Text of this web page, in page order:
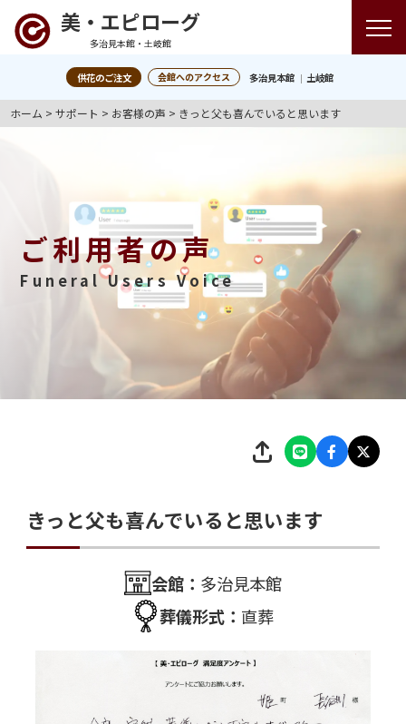
美・エピローグ
多治見本館・土岐館
供花のご注文 会館へのアクセス 多治見本館 土岐館
ホーム >サポート > お客様の声 > きっと父も喜んでいると思います
ご利用者の声
Funeral Users Voice
きっと父も喜んでいると思います
会館： 多治見本館
葬儀形式： 直葬